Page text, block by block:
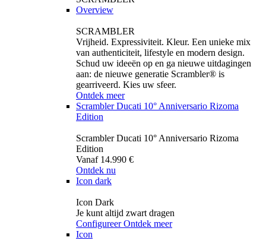
Overview
SCRAMBLER
Vrijheid. Expressiviteit. Kleur. Een unieke mix
van authenticiteit, lifestyle en modern design.
Schud uw ideeën op en ga nieuwe uitdagingen
aan: de nieuwe generatie Scrambler® is
gearriveerd. Kies uw sfeer.
Ontdek meer
Scrambler Ducati 10° Anniversario Rizoma
Edition
Scrambler Ducati 10° Anniversario Rizoma
Edition
Vanaf 14.990 €
Ontdek nu
Icon dark
Icon Dark
Je kunt altijd zwart dragen
Configureer Ontdek meer
Icon